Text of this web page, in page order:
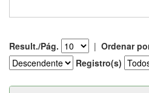
Result./Pág. | Ordenar
Registro(s)